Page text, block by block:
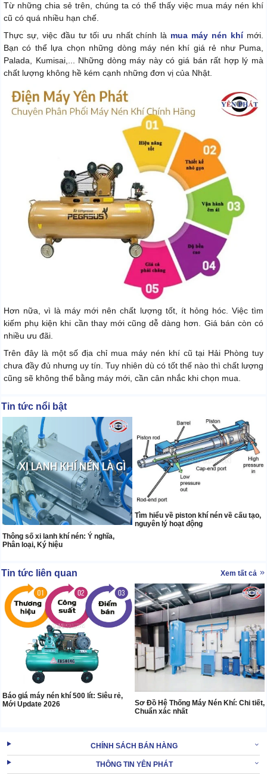
Từ những chia sẻ trên, chúng ta có thể thấy việc mua máy nén khí
cũ có quá nhiều hạn chế.
Thực sự, việc đầu tư tối ưu nhất chính là mua máy nén khímới.
Bạn có thể lựa chọn những dòng máy nén khí giá rẻ như Puma,
Palada, Kumisai,... Những dòng máy này có giá bán rất hợp lý mà
chất lượng không hề kém cạnh những đơn vị của Nhật.
Hơn nữa, vì là máy mới nên chất lượng tốt, ít hỏng hóc. Việc tìm
kiếm phụ kiện khi cần thay mới cũng dễ dàng hơn. Giá bán còn có
nhiều ưu đãi.
Trên đây là một số địa chỉ mua máy nén khí cũ tại Hải Phòng tuy
chưa đầy đủ nhưng uy tín. Tuy nhiên dù có tốt thế nào thì chất lượng
cũng sẽ không thể bằng máy mới, cần cân nhắc khi chọn mua.
Tin tức nổi bật
Thông số xi lanh khí nén: Ý nghĩa,
Phân loại, Ký hiệu
Tìm hiểu về piston khí nén về cấu tạo,
nguyên lý hoạt động
Tin tức liên quan Xem tất cả
Báo giá máy nén khí 500 lít: Siêu rẻ,
Mới Update 2026
Sơ Đồ Hệ Thống Máy Nén Khí: Chi tiết,
Chuẩn xác nhất
CHÍNH SÁCH BÁN HÀNG
THÔNG TIN YÊN PHÁT